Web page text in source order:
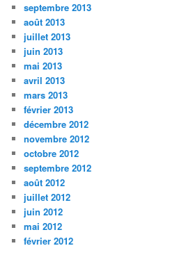
septembre 2013
août 2013
juillet 2013
juin 2013
mai 2013
avril 2013
mars 2013
février 2013
décembre 2012
novembre 2012
octobre 2012
septembre 2012
août 2012
juillet 2012
juin 2012
mai 2012
février 2012